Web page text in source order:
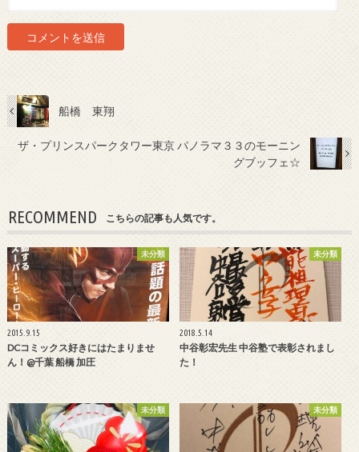
船橋 東翔
ザ・プリンスパークタワー東京 パノラマ３３のモーニン
グブッフェ☆
RECOMMEND こちらの記事も人気です。
未分類
2015.9.15
DCコミックス好きにはたまりませ
ん！@千葉 船橋 加圧
未分類
2018.5.14
中谷彰宏先生 中谷塾で表彰されまし
た！
未分類 未分類